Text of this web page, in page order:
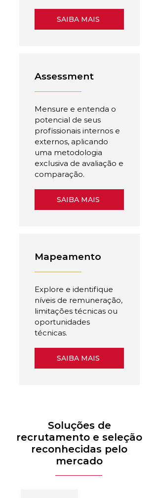
SAIBA MAIS
Assessment
Mensure e entenda o
potencial de seus
profissionais internos e
externos, aplicando
uma metodologia
exclusiva de avaliação e
comparação.
SAIBA MAIS
Mapeamento
Explore e identifique
níveis de remuneração,
limitações técnicas ou
oportunidades
técnicas.
SAIBA MAIS
Soluções de
recrutamento e seleção
reconhecidas pelo
mercado